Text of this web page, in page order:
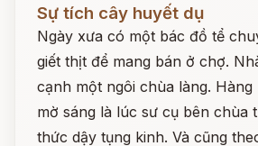
Sự tích cây huyết dụ
Ngày xưa có một bác đồ tể
giết thịt để mang bán ở chợ.
cạnh một ngôi chùa làng. Hàng
mờ sáng là lúc sư cụ bên chùa
thức dậy tụng kinh. Và cũng